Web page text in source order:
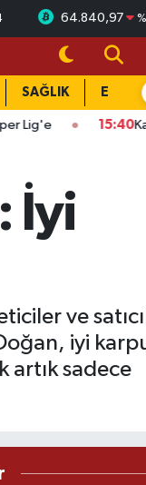
64.840,97
SAĞLIK EĞİTİM
15:40Karaaslan'ın acı
İyi
ve
iyi
artık sadece